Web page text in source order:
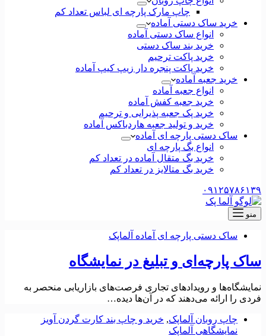
چاپ مارک پارچه ای لباس تعداد کم
خرید ساک دستی آماده
انواع ساک دستی آماده
خرید بند ساک دستی
خرید پاکت ترحیم
خرید پاکت پنجره دار زیپ کیپ آماده
خرید جعبه آماده
انواع جعبه آماده
خرید جعبه کفش آماده
خرید پک جعبه پذیرایی و ترحیم
خرید و تولید جعبه هاردباکس آماده
ساک دستی پارچه ای آماده
انواع بگ پارچه ای
خرید بگ متقال آماده در تعداد کم
خرید بگ متالایز در تعداد کم
۰۹۱۲۵۷۸۶۱۳۹
منو
ساک دستی پارچه ای آماده آلماپک
ساک پارچه‌ای و تبلیغ در نمایشگاه
نمایشگاه‌ها و رویدادهای تجاری فرصت‌های بازاریابی منحصر به
فردی را ارائه می‌دهند که در آن‌ها دیده…
چاپ روبان آلماپک, خرید و چاپ بند کارت گردن آویز
نمایشگاهی آلماپک